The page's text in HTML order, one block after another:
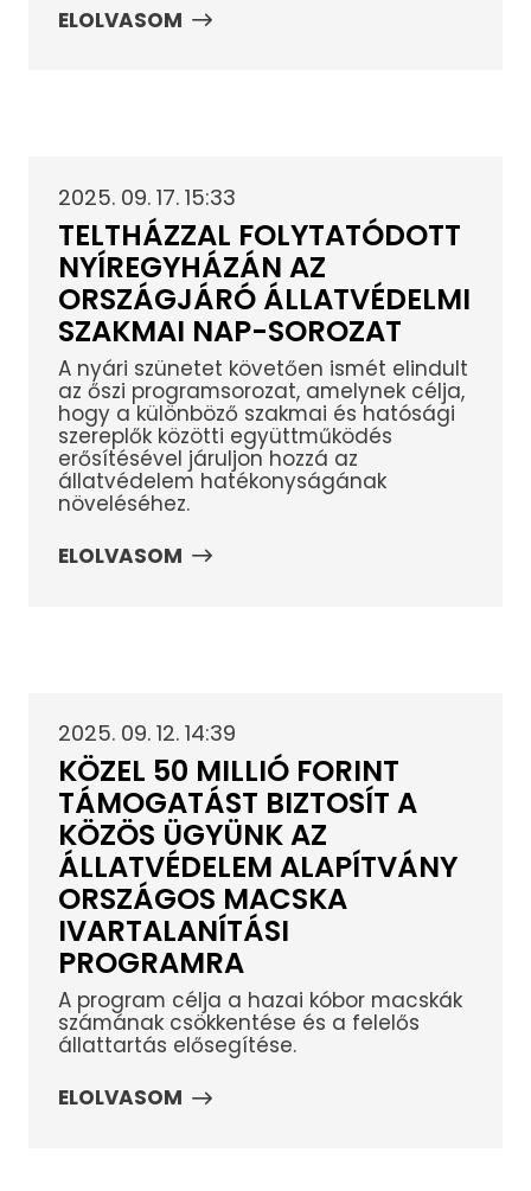
ELOLVASOM
2025. 09. 17. 15:33
TELTHÁZZAL FOLYTATÓDOTT
NYÍREGYHÁZÁN AZ
ORSZÁGJÁRÓ ÁLLATVÉDELMI
SZAKMAI NAP-SOROZAT
A nyári szünetet követően ismét elindult
az őszi programsorozat, amelynek célja,
hogy a különböző szakmai és hatósági
szereplők közötti együttműködés
erősítésével járuljon hozzá az
állatvédelem hatékonyságának
növeléséhez.
ELOLVASOM
2025. 09. 12. 14:39
KÖZEL 50 MILLIÓ FORINT
TÁMOGATÁST BIZTOSÍT A
KÖZÖS ÜGYÜNK AZ
ÁLLATVÉDELEM ALAPÍTVÁNY
ORSZÁGOS MACSKA
IVARTALANÍTÁSI
PROGRAMRA
A program célja a hazai kóbor macskák
számának csökkentése és a felelős
állattartás elősegítése.
ELOLVASOM